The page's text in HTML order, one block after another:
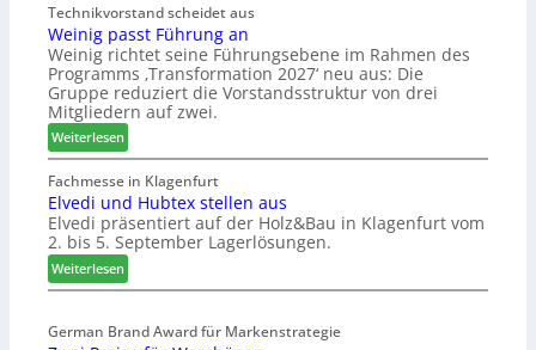
t
z
u
r
H
a
u
s
m
e
s
s
e
b
e
l
b
r
a
n
c
h
e
e
r
ö
r
e
Technikvorstand scheidet aus
Weinig passt Führung an
Weinig richtet seine Führungsebene im Rahmen des
Programms ‚Transformation 2027‘ neu aus: Die
Gruppe reduziert die Vorstandsstruktur von drei
Mitgliedern auf zwei.
Weiterlesen:
W
e
i
n
i
p
s
Fachmesse in Klagenfurt
Elvedi und Hubtex stellen aus
Elvedi präsentiert auf der Holz&Bau in Klagenfurt vom
2. bis 5. September Lagerlösungen.
Weiterlesen:
E
v
German Brand Award für Markenstrategie